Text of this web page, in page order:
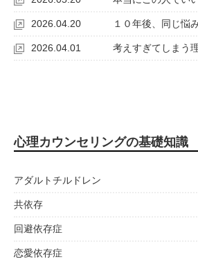
2026.04.20 １０年後、同じ悩
2026.04.01 考えすぎてしまう
心理カウンセリングの基礎知識
アダルトチルドレン
共依存
回避依存症
恋愛依存症